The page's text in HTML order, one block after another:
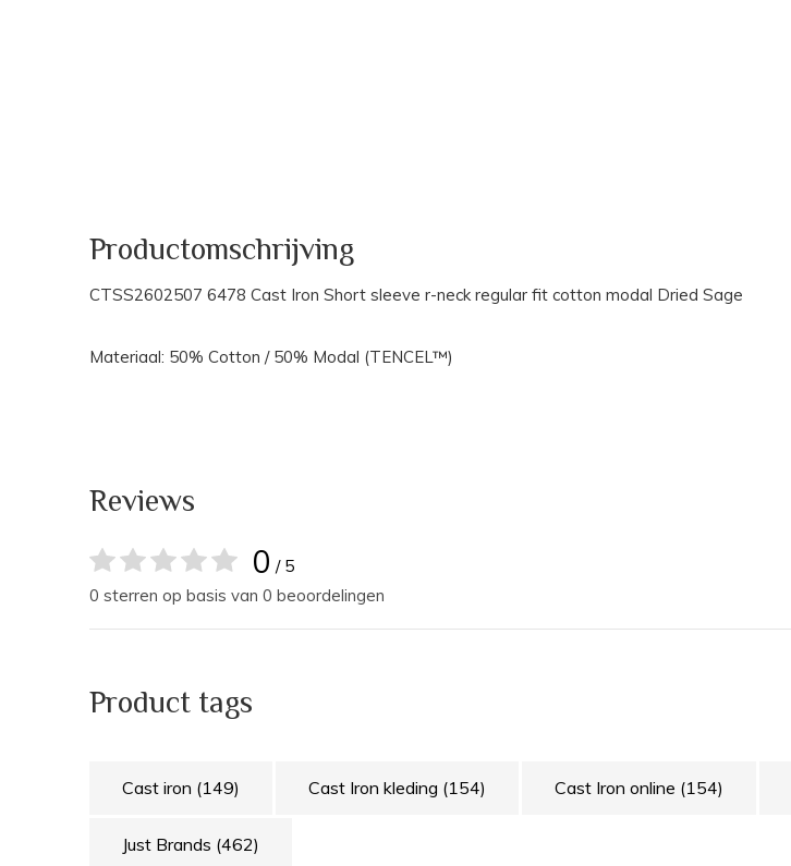
Productomschrijving
CTSS2602507 6478 Cast Iron Short sleeve r-neck regular fit cotton modal Dried Sage
Materiaal: 50% Cotton / 50% Modal (TENCEL™)
Reviews
0 / 5
0 sterren op basis van 0 beoordelingen
Product tags
Cast iron (149) Cast Iron kleding (154) Cast Iron online (154)
Just Brands (462)